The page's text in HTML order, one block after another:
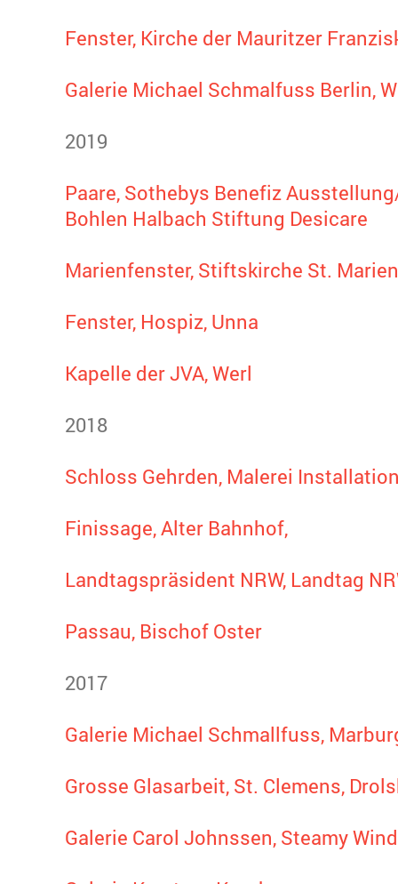
Fenster, Kirche der Mauritzer
Galerie Michael Schmalfuss Berlin,
2019
Paare, Sothebys Benefiz
Bohlen Halbach Stiftung Desicare
Marienfenster, Stiftskirche St.
Fenster, Hospiz, Unna
Kapelle der JVA, Werl
2018
Schloss Gehrden, Malerei
Finissage, Alter Bahnhof,
Landtagspräsident NRW, Landtag
Passau, Bischof Oster
2017
Galerie Michael Schmallfuss,
Grosse Glasarbeit, St. Clemens,
Galerie Carol Johnssen, Steamy